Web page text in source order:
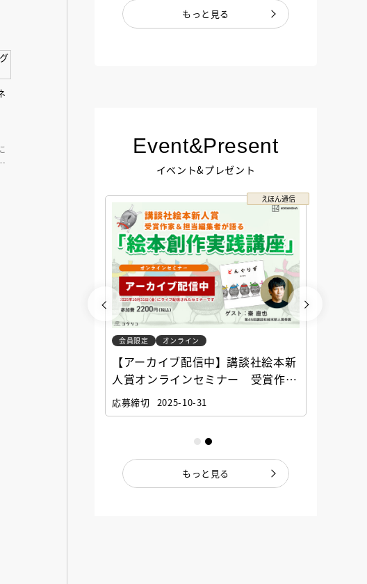
もっと見る
Event&Present
イベント&プレゼント
えほん通信
会員限定 オンライン
【アーカイブ配信中】講談社絵本新
人賞オンラインセミナー 受賞作家
と担当編集者が語る「絵本創作実践
講座」
応募締切 2025-10-31
もっと見る